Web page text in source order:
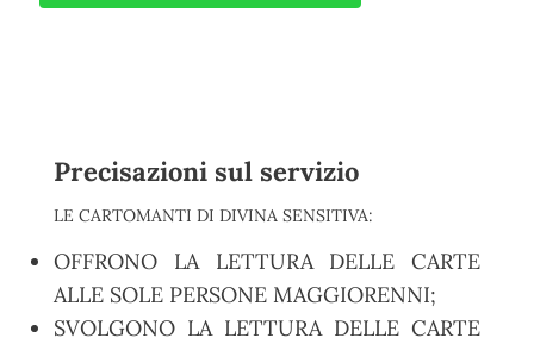
Precisazioni sul servizio
LE CARTOMANTI DI DIVINA SENSITIVA:
OFFRONO LA LETTURA DELLE CARTE
ALLE SOLE PERSONE MAGGIORENNI;
SVOLGONO LA LETTURA DELLE CARTE